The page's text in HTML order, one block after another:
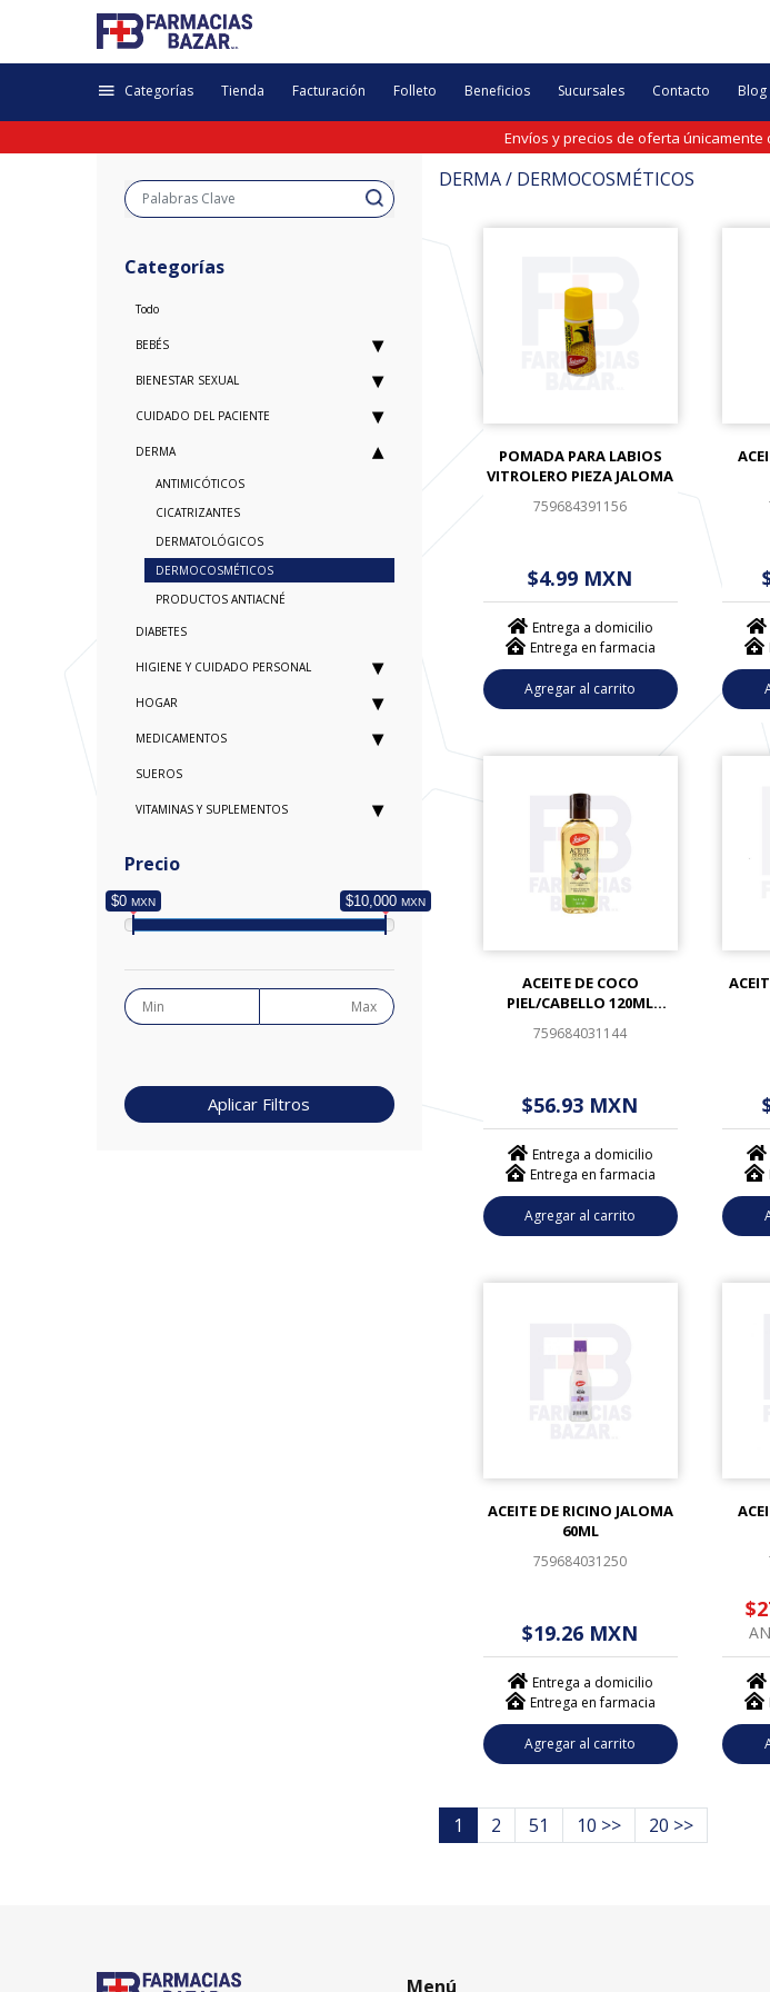
Categorías Tienda Facturación Folleto Beneficios Sucursales Contacto Blog
Envíos y precios de oferta
Categorías
Todo
BEBÉS
BIENESTAR SEXUAL
CUIDADO DEL PACIENTE
DERMA
ANTIMICÓTICOS
CICATRIZANTES
DERMATOLÓGICOS
DERMOCOSMÉTICOS
PRODUCTOS ANTIACNÉ
DIABETES
HIGIENE Y CUIDADO PERSONAL
HOGAR
MEDICAMENTOS
SUEROS
VITAMINAS Y SUPLEMENTOS
Precio
$0 MXN $10,000 MXN
Aplicar Filtros
DERMA / DERMOCOSMÉTICOS
POMADA PARA LABIOS
VITROLERO PIEZA JALOMA
759684391156
$4.99 MXN
Entrega a domicilio
Entrega en farmacia
Agregar al carrito
ACEITE DE COCO
PIEL/CABELLO 120ML
759684031144
$56.93 MXN
Entrega a domicilio
Entrega en farmacia
Agregar al carrito
ACEITE DE RICINO JALOMA
60ML
759684031250
$19.26 MXN
Entrega a domicilio
Entrega en farmacia
Agregar al carrito
1 2 51 10 >> 20 >>
Menú